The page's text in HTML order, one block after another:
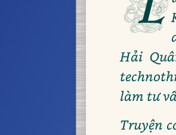
Hải
làm tư
Truyện